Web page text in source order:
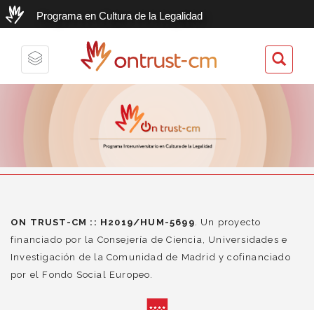
Programa en Cultura de la Legalidad
Toggle
ontrust-cm
ON TRUST-CM :: H2019/HUM-5699. Un proyecto
financiado por la Consejería de Ciencia, Universidades e
Investigación de la Comunidad de Madrid y cofinanciado
por el Fondo Social Europeo.